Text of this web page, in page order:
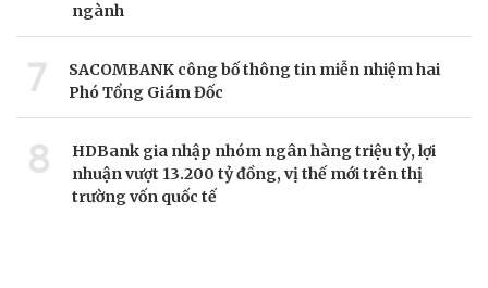
ngành
7
SACOMBANK công bố thông tin miễn nhiệm hai
Phó Tổng Giám Đốc
8
HDBank gia nhập nhóm ngân hàng triệu tỷ, lợi
nhuận vượt 13.200 tỷ đồng, vị thế mới trên thị
trường vốn quốc tế